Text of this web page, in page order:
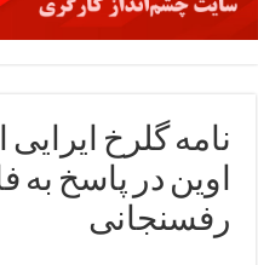
نامه گلرخ ایرایی
اوین در پاسخ به
رفسنجانی